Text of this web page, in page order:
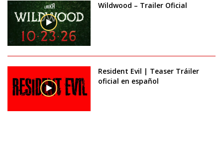
Wildwood – Trailer Oficial
Resident Evil | Teaser Tráiler
oficial en español